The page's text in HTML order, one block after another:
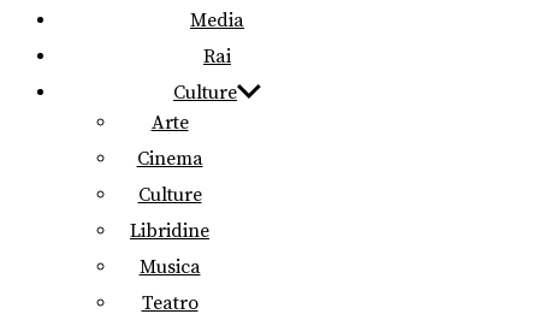
Media
Rai
Culture
Arte
Cinema
Culture
Libridine
Musica
Teatro